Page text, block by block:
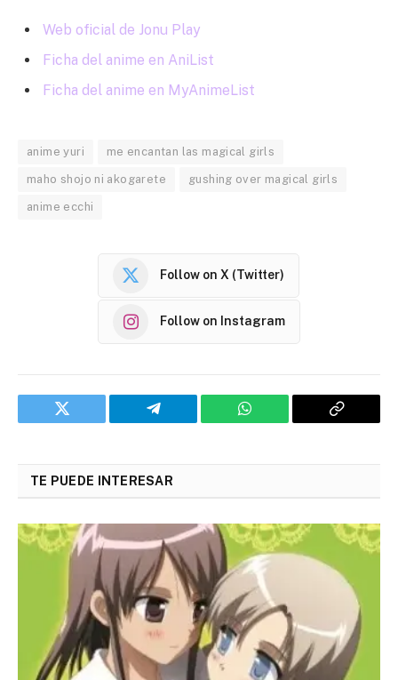
Web oficial de Jonu Play
Ficha del anime en AniList
Ficha del anime en MyAnimeList
anime yuri me encantan las magical girls
maho shojo ni akogarete gushing over magical girls
anime ecchi
Follow on X (Twitter)
Follow on Instagram
Twitter Telegram WhatsApp
Copy
TE PUEDE INTERESAR